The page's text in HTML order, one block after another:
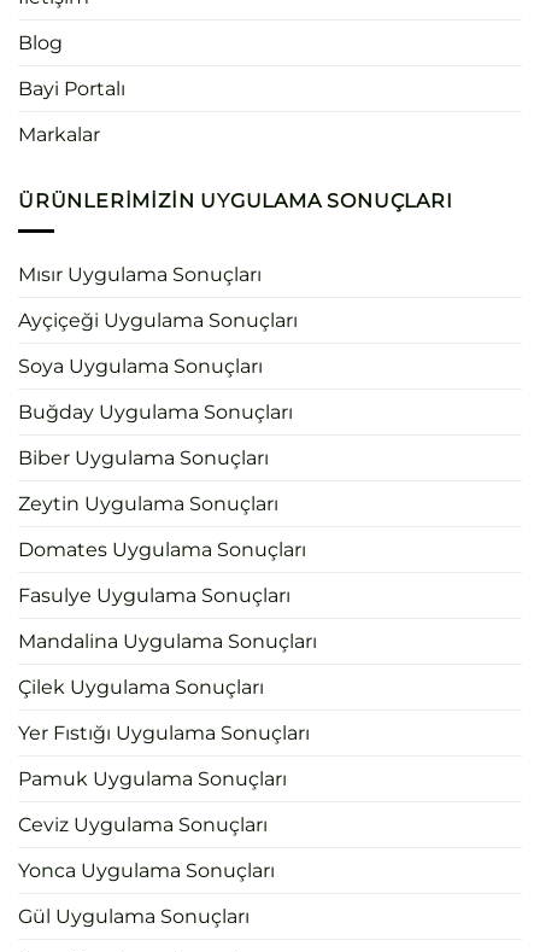
Blog
Bayi Portalı
Markalar
ÜRÜNLERIMIZIN UYGULAMA SONUÇLARI
Mısır Uygulama Sonuçları
Ayçiçeği Uygulama Sonuçları
Soya Uygulama Sonuçları
Buğday Uygulama Sonuçları
Biber Uygulama Sonuçları
Zeytin Uygulama Sonuçları
Domates Uygulama Sonuçları
Fasulye Uygulama Sonuçları
Mandalina Uygulama Sonuçları
Çilek Uygulama Sonuçları
Yer Fıstığı Uygulama Sonuçları
Pamuk Uygulama Sonuçları
Ceviz Uygulama Sonuçları
Yonca Uygulama Sonuçları
Gül Uygulama Sonuçları